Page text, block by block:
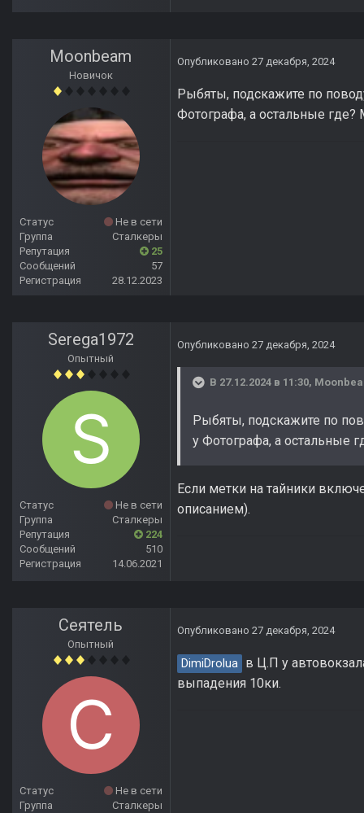
Moonbeam
Новичок
Статус
Не в сети
Группа
Сталкеры
Репутация
25
Сообщений
57
Регистрация
28.12.2023
Опубликовано 27 декабря, 2024
Рыбяты, подскажите по
Фотографа, а остальные
Serega1972
Опытный
Статус
Не в сети
Группа
Сталкеры
Репутация
224
Сообщений
510
Регистрация
14.06.2021
Опубликовано 27 декабря, 2024
В 27.12.2024 в 11:30,
Рыбяты, подскажите по
у Фотографа, а остальные
Если метки на тайники
описанием).
Сеятель
Опытный
Статус
Не в сети
Группа
Сталкеры
Опубликовано 27 декабря, 2024
DimiDrolua в Ц.П у
выпадения 10ки.